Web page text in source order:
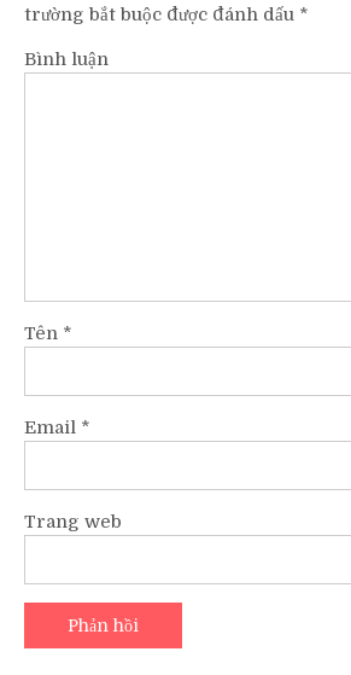
trường bắt buộc được đánh dấu *
Bình luận
Tên *
Email *
Trang web